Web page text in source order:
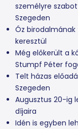
személyre
Szegeden
Óz
keresztül
Még előkerült a
Stumpf Péter
Telt házas
Szegeden
Augusztus 20-ig
díjaira
Idén is egyben